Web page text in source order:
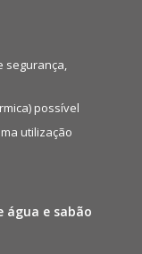
segurança,
possível
utilização
água e sabão